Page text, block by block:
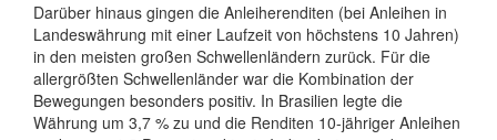
Darüber hinaus gingen die Anleiherenditen (bei Anleihen in
Landeswährung mit einer Laufzeit von höchstens 10 Jahren)
in den meisten großen Schwellenländern zurück. Für die
allergrößten Schwellenländer war die Kombination der
Bewegungen besonders positiv. In Brasilien legte die
Währung um 3,7 % zu und die Renditen 10-jähriger Anleihen